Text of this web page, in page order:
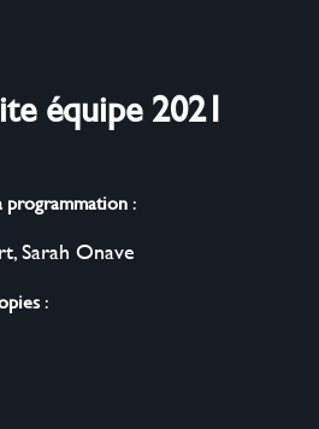
équipe 2021
:
,Sarah Onave
: